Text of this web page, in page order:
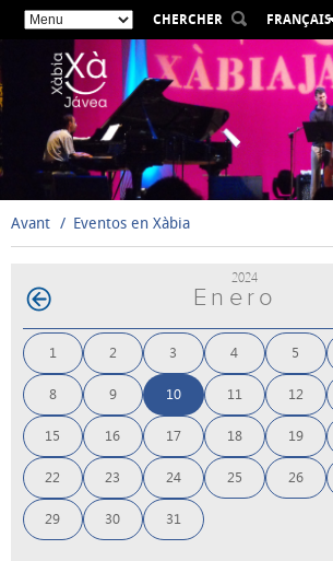
CHERCHER
FRANÇAIS
ESPAÑOL
VALENCIÀ
ENGLISH
DEUTSCH
РУССКИЙ
Avant Eventos en Xàbia
2024
Enero
1 2 3 4 5
8 9 10 11 12
15 16 17 18 19
22 23 24 25 26
29 30 31